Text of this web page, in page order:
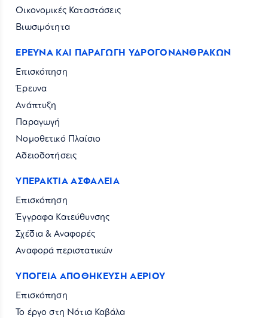
Οικονομικές Καταστάσεις
Βιωσιμότητα
ΕΡΕΥΝΑ ΚΑΙ ΠΑΡΑΓΩΓΗ ΥΔΡΟΓΟΝΑΝΘΡΑΚΩΝ
Επισκόπηση
Έρευνα
Ανάπτυξη
Παραγωγή
Νομοθετικό Πλαίσιο
Αδειοδοτήσεις
ΥΠΕΡΑΚΤΙΑ ΑΣΦΑΛΕΙΑ
Επισκόπηση
Έγγραφα Κατεύθυνσης
Σχέδια & Αναφορές
Αναφορά περιστατικών
ΥΠΟΓΕΙΑ ΑΠΟΘΗΚΕΥΣΗ ΑΕΡΙΟΥ
Επισκόπηση
Το έργο στη Νότια Καβάλα